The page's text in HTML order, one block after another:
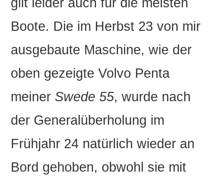
gilt leider auch für die meisten
Boote. Die im Herbst 23 von mir
ausgebaute Maschine, wie der
oben gezeigte Volvo Penta
meiner Swede 55, wurde nach
der Generalüberholung im
Frühjahr 24 natürlich wieder an
Bord gehoben, obwohl sie mit